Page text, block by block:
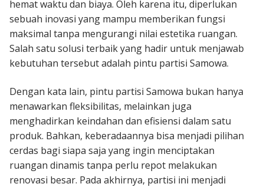
hemat waktu dan biaya. Oleh karena itu, diperlukan
sebuah inovasi yang mampu memberikan fungsi
maksimal tanpa mengurangi nilai estetika ruangan.
Salah satu solusi terbaik yang hadir untuk menjawab
kebutuhan tersebut adalah pintu partisi Samowa.
Dengan kata lain, pintu partisi Samowa bukan hanya
menawarkan fleksibilitas, melainkan juga
menghadirkan keindahan dan efisiensi dalam satu
produk. Bahkan, keberadaannya bisa menjadi pilihan
cerdas bagi siapa saja yang ingin menciptakan
ruangan dinamis tanpa perlu repot melakukan
renovasi besar. Pada akhirnya, partisi ini menjadi